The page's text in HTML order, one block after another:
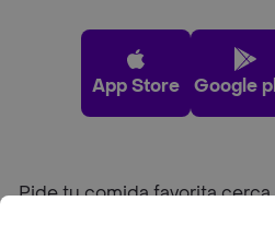
App Store Google
Pide tu comida favorita